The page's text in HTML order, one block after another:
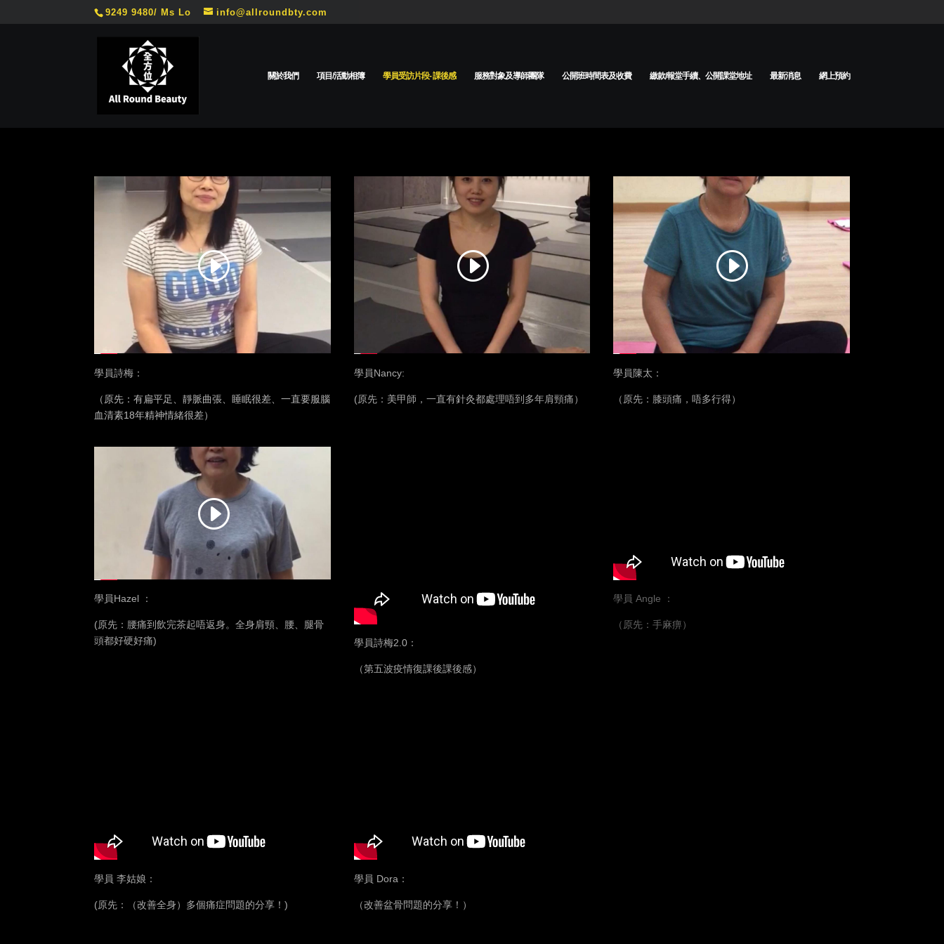
9249 9480/ Ms Lo info@allroundbty.com
關於我們 項目/活動相簿 學員受訪片段- 課後感 服務對象及導師團隊 公開班時間表及收費 繳款/報堂手續、公開課堂地址 最新消息 網上預約
學員詩梅：
（原先：有扁平足、靜脈曲張、睡眠很差、一直要服腦
血清素18年精神情緒很差）
學員Nancy:
(原先：美甲師，一直有針灸都處理唔到多年肩頸痛）
學員陳太：
（原先：膝頭痛，唔多行得）
學員Hazel ：
(原先：腰痛到飲完茶起唔返身。全身肩頸、腰、腿骨
頭都好硬好痛)
學員詩梅2.0：
（第五波疫情復課後課後感）
學員 Angle ：
（原先：手麻痹）
學員 李姑娘：
(原先：（改善全身）多個痛症問題的分享！)
學員 Dora：
（改善盆骨問題的分享！）